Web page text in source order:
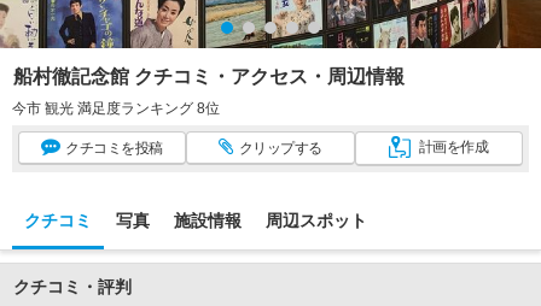
船村徹記念館 クチコミ・アクセス・周辺情報
今市 観光 満足度ランキング 8位
クチコミ を投稿 クリップする 計画を作成
クチコミ 写真 施設情報 周辺スポット
クチコミ・評判